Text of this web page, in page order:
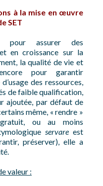
à la mise en œuvre
SET
pour assurer des
en croissance sur la
la qualité de vie et
pour garantir
des ressources,
de faible qualification,
ajoutée, par défaut de
même, « rendre »
ou au moins
servare est
préserver), elle a
valeur :